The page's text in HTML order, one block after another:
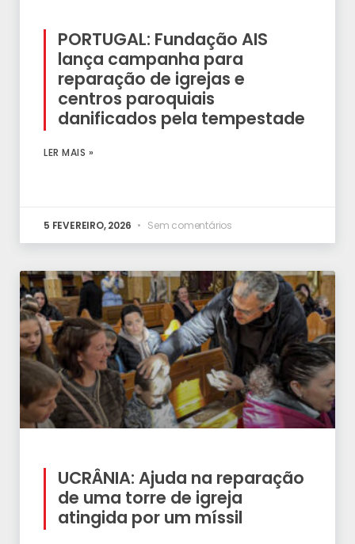
PORTUGAL: Fundação AIS
lança campanha para
reparação de igrejas e
centros paroquiais
danificados pela tempestade
LER MAIS »
5 FEVEREIRO, 2026 Sem comentários
UCRÂNIA: Ajuda na reparação
de uma torre de igreja
atingida por um míssil